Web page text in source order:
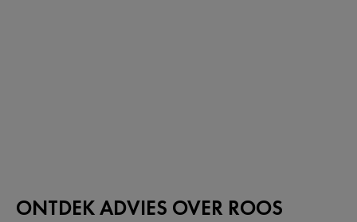
ONTDEK ADVIES OVER ROOS